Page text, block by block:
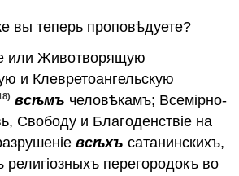
вы теперь проповѣдуете?
или Животворящую
и Клевретоангельскую
всѣмъ человѣкамъ; Всемiрно-
Свободу и Благоденствiе на
всѣхъ сатанинскихъ,
перегородокъ во